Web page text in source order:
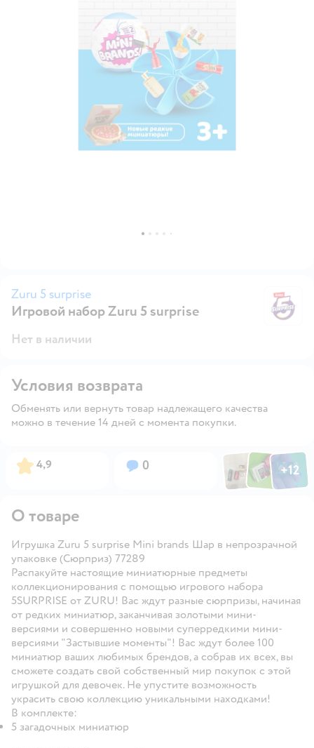
Zuru 5 surprise
Игровой набор Zuru 5 surprise
Нет в наличии
Условия возврата
Обменять или вернуть товар надлежащего качества
можно в течение 14 дней с момента покупки.
Рейтинг:
4,9 Вопросов:
0 ФотоФотоФото
+12
Открыть
О товаре
Игрушка Zuru 5 surprise Mini brands Шар в непрозрачной
упаковке (Сюрприз) 77289
Распакуйте настоящие миниатюрные предметы
коллекционирования с помощью игрового набора
5SURPRISE от ZURU! Вас ждут разные сюрпризы, начиная
от редких миниатюр, заканчивая золотыми мини-
версиями и совершенно новыми суперредкими мини-
версиями "Застывшие моменты"! Вас ждут более 100
миниатюр ваших любимых брендов, а собрав их всех, вы
сможете создать свой собственный мир покупок с этой
игрушкой для девочек. Не упустите возможность
украсить свою коллекцию уникальными находками!
В комплекте:
5 загадочных миниатюр